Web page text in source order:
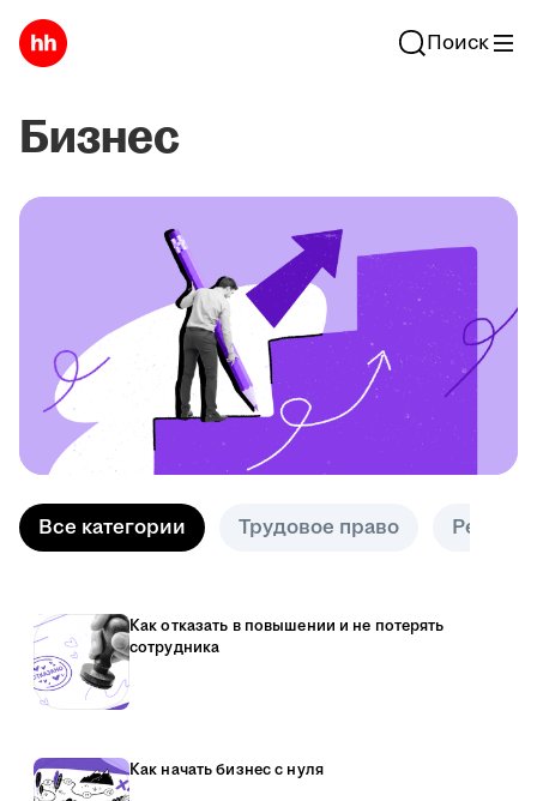
Поиск
Бизнес
Все категории Трудовое право
Как отказать в повышении и не потерять
сотрудника
Как начать бизнес с нуля